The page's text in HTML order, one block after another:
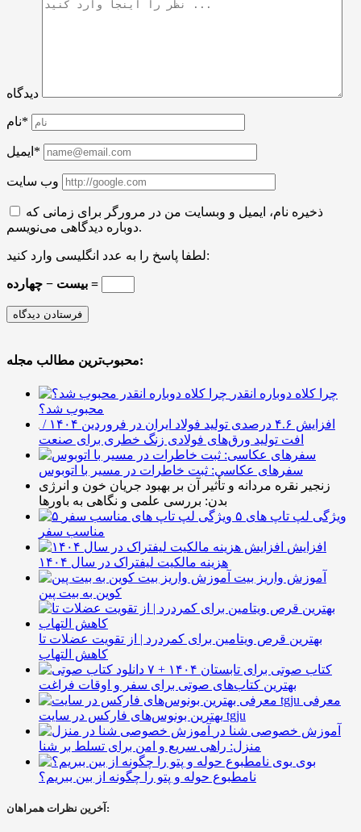
دیدگاه
نام*
ایمیل*
وب سایت
ذخیره نام، ایمیل و وبسایت من در مرورگر برای زمانی که
دوباره دیدگاهی می‌نویسم.
لطفا پاسخ را به عدد انگلیسی وارد کنید:
بیست − چهارده =
محبوب‌ترین مطالب مجله:
چرا کلاه دوباره انقدر
محبوب شد؟
افزایش ۴.۶ درصدی تولید فولاد ایران در فروردین ۱۴۰۴ /
افت تولید ورق‌های فولادی زنگ خطری برای صنعت
سفرهای عکاسی: ثبت خاطرات در مسیر با اتوبوس
زنجیر نقره مردانه و تأثیر آن بر بهبود جریان خون و انرژی
بدن: بررسی علمی و نگاهی به باورها
۵ ویژگی لپ تاپ های
مناسب سفر
افزایش
هزینه مالکیت لیفتراک در سال ۱۴۰۴
آموزش واریز بیت
کوین به بیت پین
بهترین قرص ویتامین برای کمردرد | از تقویت عضلات تا
کاهش التهاب
۷ کتاب صوتی برای تابستان ۱۴۰۴ +
بهترین کتاب‌های صوتی برای سفر و اوقات فراغت
معرفی
بهترین بونوس‌های فارکس در سایت tgju
آموزش خصوصی شنا در
منزل: راهی سریع و امن برای تسلط بر شنا
بوی
نامطبوع حوله و پتو را چگونه از بین ببریم؟
آخرین نظرات همراهان: